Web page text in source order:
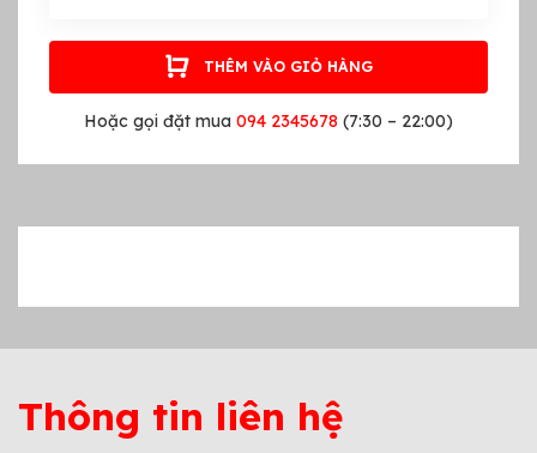
THÊM VÀO GIỎ HÀNG
Hoặc gọi đặt mua 094 2345678 (7:30 – 22:00)
Thông tin liên hệ